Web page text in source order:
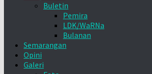
Buletin
Pemira
LDK/WaRNa
Bulanan
Semarangan
Opini
Galeri